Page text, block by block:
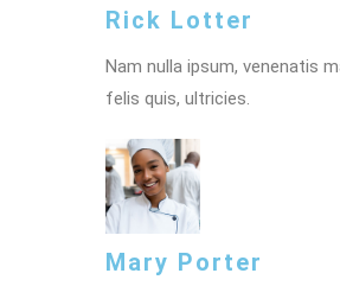
Rick Lotter
Nam nulla ipsum, venenatis
felis quis, ultricies.
Mary Porter